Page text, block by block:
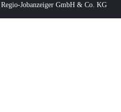
Jobanzeiger GmbH & Co. KG